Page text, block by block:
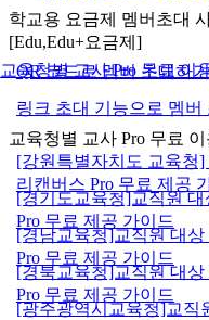
교육청별 교사 Pro 무료 이
학교용 요금제 멤버초대
[Edu,Edu+요금제]
QR 코드로 멤버 초대하기
링크 초대 기능으로 멤버
교육청별 교사 Pro 무료
[강원특별자치도 교육청]
리캔버스 Pro 무료 제공
[경기도교육청]교직원 대
Pro 무료 제공 가이드
[경남교육청]교직원 대상
Pro 무료 제공 가이드
[경북교육청]교직원 대상
Pro 무료 제공 가이드
[광주광역시교육청]교직